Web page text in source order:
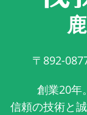
〒892-
創業20年
信頼の技術と